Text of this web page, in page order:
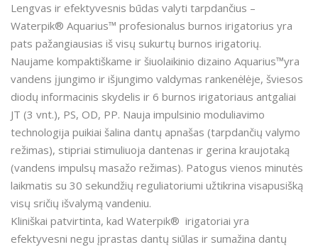
Lengvas ir efektyvesnis būdas valyti tarpdančius –
Waterpik® Aquarius™ profesionalus burnos irigatorius yra
pats pažangiausias iš visų sukurtų burnos irigatorių.
Naujame kompaktiškame ir šiuolaikinio dizaino Aquarius™yra
vandens įjungimo ir išjungimo valdymas rankenėlėje, šviesos
diodų informacinis skydelis ir 6 burnos irigatoriaus antgaliai
JT (3 vnt.), PS, OD, PP. Nauja impulsinio moduliavimo
technologija puikiai šalina dantų apnašas (tarpdančių valymo
režimas), stipriai stimuliuoja dantenas ir gerina kraujotaką
(vandens impulsų masažo režimas). Patogus vienos minutės
laikmatis su 30 sekundžių reguliatoriumi užtikrina visapusišką
visų sričių išvalymą vandeniu.
Kliniškai patvirtinta, kad Waterpik® irigatoriai yra
efektyvesni negu įprastas dantų siūlas ir sumažina dantų